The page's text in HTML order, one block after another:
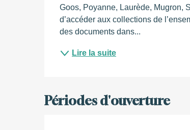
Goos, Poyanne, Laurède, Mugron,
d’accéder aux collections de
des documents dans...
Lire la suite
Périodes d'ouverture